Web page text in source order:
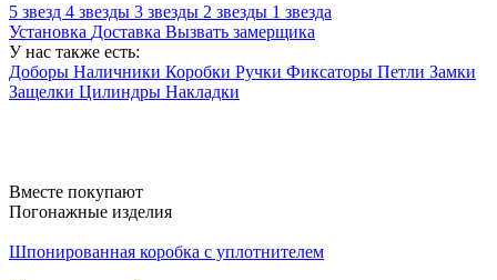
5 звезд 4 звезды 3 звезды 2 звезды 1 звезда
Установка Доставка Вызвать замерщика
У нас также есть:
Доборы Наличники Коробки Ручки Фиксаторы Петли Замки
Защелки Цилиндры Накладки
Вместе покупают
Погонажные изделия
Шпонированная коробка с уплотнителем